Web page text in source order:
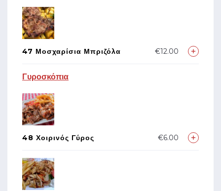
47 Μοσχαρίσια Μπριζόλα €12.00
Γυροσκόπια
48 Χοιρινός Γύρος €6.00